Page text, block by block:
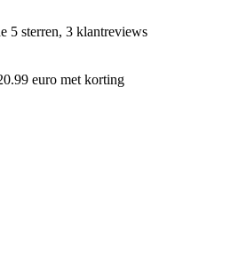
5 sterren, 3 klantreviews
euro met korting